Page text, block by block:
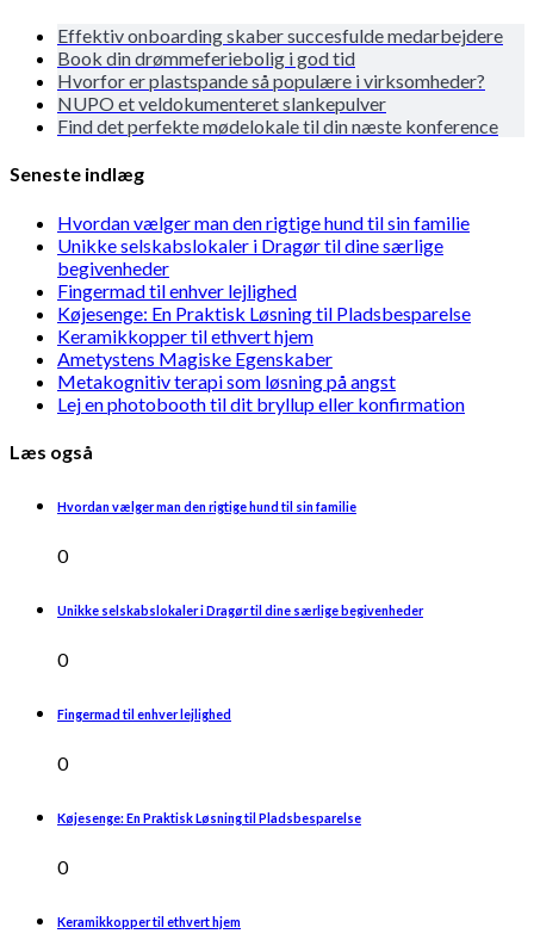
Effektiv onboarding skaber succesfulde medarbejdere
Book din drømmeferiebolig i god tid
Hvorfor er plastspande så populære i virksomheder?
NUPO et veldokumenteret slankepulver
Find det perfekte mødelokale til din næste konference
Seneste indlæg
Hvordan vælger man den rigtige hund til sin familie
Unikke selskabslokaler i Dragør til dine særlige
begivenheder
Fingermad til enhver lejlighed
Køjesenge: En Praktisk Løsning til Pladsbesparelse
Keramikkopper til ethvert hjem
Ametystens Magiske Egenskaber
Metakognitiv terapi som løsning på angst
Lej en photobooth til dit bryllup eller konfirmation
Læs også
Hvordan vælger man den rigtige hund til sin familie
0
Unikke selskabslokaler i Dragør til dine særlige begivenheder
0
Fingermad til enhver lejlighed
0
Køjesenge: En Praktisk Løsning til Pladsbesparelse
0
Keramikkopper til ethvert hjem